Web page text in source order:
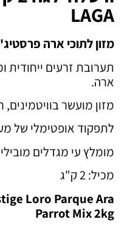
LAGA
מזון לתוכי ארה
תערובת זרעים ייחודית
ארה.
מזון מועשר בוויטמינים,
לתפקוד אופטימלי של
מומלץ עי מגדלים
מכיל: 2 ק"ג
Loro Parque Ara
Parrot Mix 2kg